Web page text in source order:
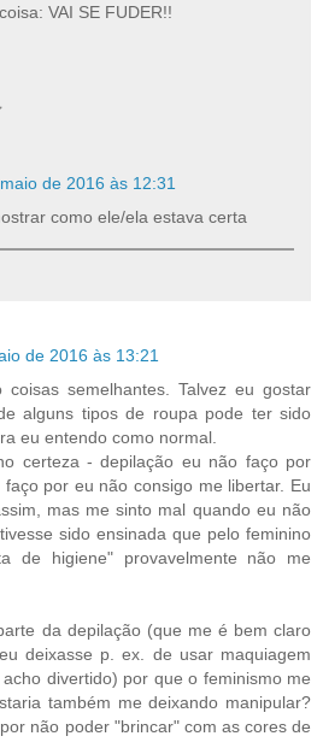
VAI SE FUDER!!
de 2016 às 12:31
como ele/ela estava certa
de 2016 às 13:21
coisas semelhantes. Talvez eu gostar
alguns tipos de roupa pode ter sido
eu entendo como normal.
certeza - depilação eu não faço por
por eu não consigo me libertar. Eu
mas me sinto mal quando eu não
sido ensinada que pelo feminino
de higiene" provavelmente não me
da depilação (que me é bem claro
deixasse p. ex. de usar maquiagem
divertido) por que o feminismo me
também me deixando manipular?
não poder "brincar" com as cores de